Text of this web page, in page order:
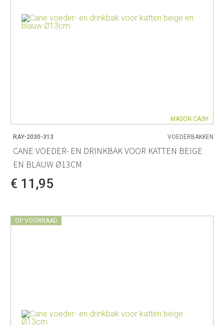
MASON CASH
RAY-2030-313 VOEDERBAKKEN
CANE VOEDER- EN DRINKBAK VOOR KATTEN BEIGE
EN BLAUW Ø13CM
€ 11,95
OP VOORRAAD